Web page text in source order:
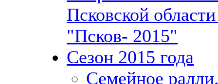
Псковской
"Псков- 2015"
Сезон 2015 года
Семейное